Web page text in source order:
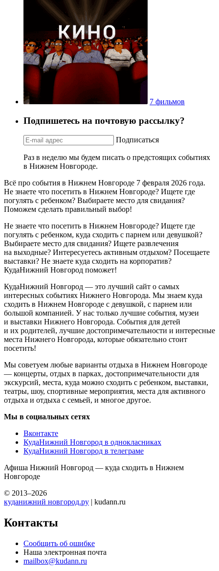
7 фильмов
Подпишетесь на почтовую рассылку?
Подписаться
Раз в неделю мы будем писать о предстоящих событиях
в Нижнем Новгороде.
Всё про события в Нижнем Новгороде 7 февраля 2026 года.
Не знаете что посетить в Нижнем Новгороде? Ищете где
погулять с ребенком? Выбираете место для свидания?
Поможем сделать правильный выбор!
Не знаете что посетить в Нижнем Новгороде? Ищете где
погулять с ребенком, куда сходить с парнем или девушкой?
Выбираете место для свидания? Ищете развлечения
на выходные? Интересуетесь активным отдыхом? Посещаете
выставки? Не знаете куда сходить на корпоратив?
КудаНижний Новгород поможет!
КудаНижний Новгород — это лучший сайт о самых
интересных событиях Нижнего Новгорода. Мы знаем куда
сходить в Нижнем Новгороде с девушкой, с парнем или
большой компанией. У нас только лучшие события, музеи
и выставки Нижнего Новгорода. События для детей
и их родителей, лучшие достопримечательности и интересные
места Нижнего Новгорода, которые обязательно стоит
посетить!
Мы советуем любые варианты отдыха в Нижнем Новгороде
— концерты, отдых в парках, достопримечательности для
экскурсий, места, куда можно сходить с ребенком, выставки,
театры, шоу, спортивные мероприятия, места для активного
отдыха и отдыха с семьей, и многое другое.
Мы в социальных сетях
Вконтакте
КудаНижний Новгород в однокласниках
КудаНижний Новгород в телеграме
Афиша Нижний Новгород — куда сходить в Нижнем
Новгороде
© 2013–2026
куданижний новгород.ру | kudann.ru
Контакты
Сообщить об ошибке
Наша электронная почта
mailbox@kudann.ru